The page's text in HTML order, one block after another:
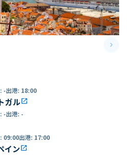
keyboard_arrow_right
: -出港: 18:00
ガルopen_in_new
: -出港: -
: 09:00出港: 17:00
インopen_in_new